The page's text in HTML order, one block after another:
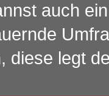
auch
diese legt